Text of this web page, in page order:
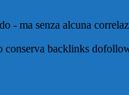
- ma senza alcuna
conserva backlinks